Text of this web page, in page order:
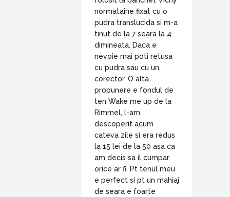
normataine fixat cu o
pudra translucida si m-a
tinut de la 7 seara la 4
dimineata. Daca e
nevoie mai poti retusa
cu pudra sau cu un
corector. O alta
propunere e fondul de
ten Wake me up de la
Rimmel, l-am
descoperit acum
cateva zile si era redus
la 15 lei de la 50 asa ca
am decis sa il cumpar
orice ar fi. Pt tenul meu
e perfect si pt un mahiaj
de seara e foarte